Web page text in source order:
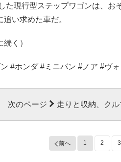
た現行型ステップワゴンは、お
い求めた車だ。
続く）
#ホンダ #ミニバン #ノア #ヴ
次のページ 走りと収納、ク
前へ 1 2 3